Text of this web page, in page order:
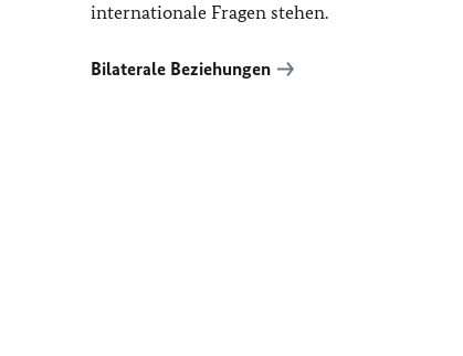
internationale Fragen stehen.
Bilaterale Beziehungen